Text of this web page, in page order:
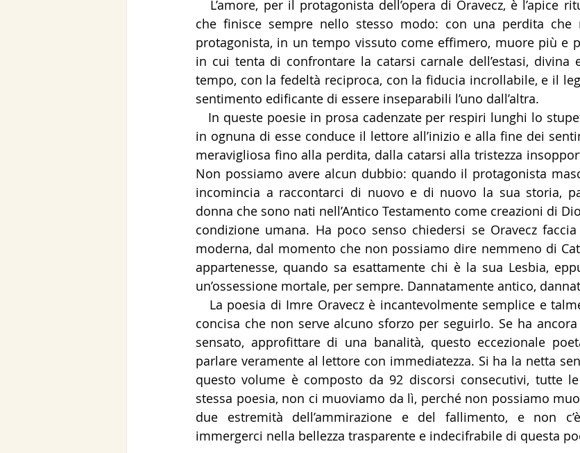
che finisce sempre nello stesso modo: con una perdita che
protagonista, in un tempo vissuto come effimero, muore più e
in cui tenta di confrontare la catarsi carnale dell’estasi, divina
tempo, con la fedeltà reciproca, con la fiducia incrollabile, e il
sentimento edificante di essere inseparabili l’uno dall’altra.
in ognuna di esse conduce il lettore all’inizio e alla fine dei
meravigliosa fino alla perdita, dalla catarsi alla tristezza
Non possiamo avere alcun dubbio: quando il protagonista
incomincia a raccontarci di nuovo e di nuovo la sua storia,
donna che sono nati nell’Antico Testamento come creazioni di
condizione umana. Ha poco senso chiedersi se Oravecz
moderna, dal momento che non possiamo dire nemmeno di
appartenesse, quando sa esattamente chi è la sua Lesbia,
un’ossessione mortale, per sempre. Dannatamente antico,
concisa che non serve alcuno sforzo per seguirlo. Se ha
sensato, approfittare di una banalità, questo eccezionale
parlare veramente al lettore con immediatezza. Si ha la netta
questo volume è composto da 92 discorsi consecutivi, tutte
stessa poesia, non ci muoviamo da lì, perché non possiamo
due estremità dell’ammirazione e del fallimento, e non
immergerci nella bellezza trasparente e indecifrabile di questa